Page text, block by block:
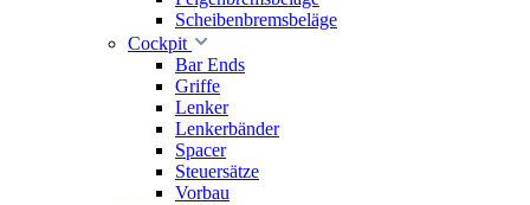
Scheibenbremsbeläge
Cockpit
Bar Ends
Griffe
Lenker
Lenkerbänder
Spacer
Steuersätze
Vorbau